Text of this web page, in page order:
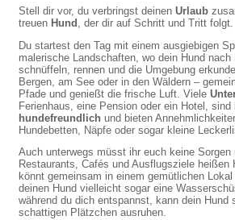
Stell dir vor, du verbringst deinenUrlaub
treuen Hund
, der dir auf Schritt und Tritt folgt.
Du startest den Tag mit einem ausgiebigen
malerische Landschaften, wo dein Hund nach
schnüffeln, rennen und die Umgebung
Bergen, am See oder in den Wäldern –
Pfade und genießt die frische Luft. Viele
Ferienhaus, eine Pension oder ein Hotel, sind
hundefreundlich und bieten
Hundebetten, Näpfe oder sogar kleine
Auch unterwegs müsst ihr euch keine
Restaurants, Cafés und Ausflugsziele heißen
könnt gemeinsam in einem gemütlichen
deinen Hund vielleicht sogar eine
während du dich entspannst, kann dein Hund
schattigen Plätzchen ausruhen.